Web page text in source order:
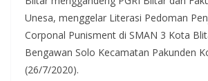
o
k
p
p
m
Unesa, menggelar Literasi Pedoman
Corponal Punisment di SMAN 3 Kota
Bengawan Solo Kecamatan Pakunden
(26/7/2020).